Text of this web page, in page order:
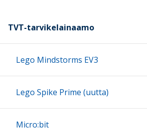
12:00
TVT-tarvikelainaamo
Lego Mindstorms EV3
Lego Spike Prime (uutta)
Micro:bit